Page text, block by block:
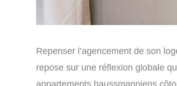
Repenser l’agencement de son
repose sur une réflexion globale
appartements haussmanniens